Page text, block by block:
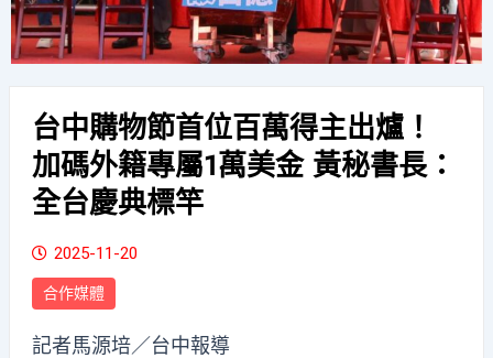
台中購物節首位百萬得主出爐！
加碼外籍專屬1萬美金 黃秘書長：
全台慶典標竿
2025-11-20
合作媒體
記者馬源培／台中報導